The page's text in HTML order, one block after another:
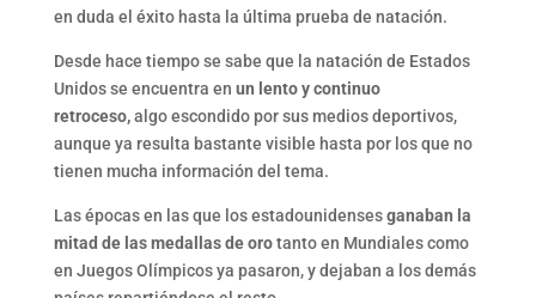
en duda el éxito hasta la última prueba de natación.
Desde hace tiempo se sabe que la natación de Estados
Unidos se encuentra en un lento y continuo
retroceso,algo escondido por sus medios deportivos,
aunque ya resulta bastante visible hasta por los que no
tienen mucha información del tema.
Las épocas en las que los estadounidensesganaban la
mitad de las medallas de orotanto en Mundiales como
en Juegos Olímpicos ya pasaron, y dejaban a los demás